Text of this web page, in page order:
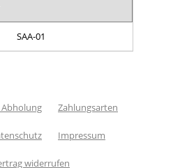
SAA-01
Zahlungsarten
Impressum
widerrufen